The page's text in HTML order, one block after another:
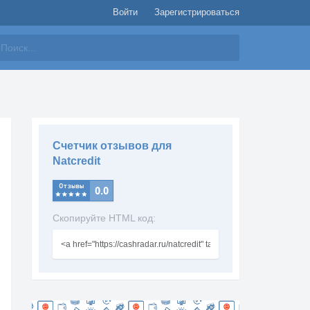
Войти Зарегистрироваться
Счетчик отзывов для
Natcredit
Скопируйте HTML код: